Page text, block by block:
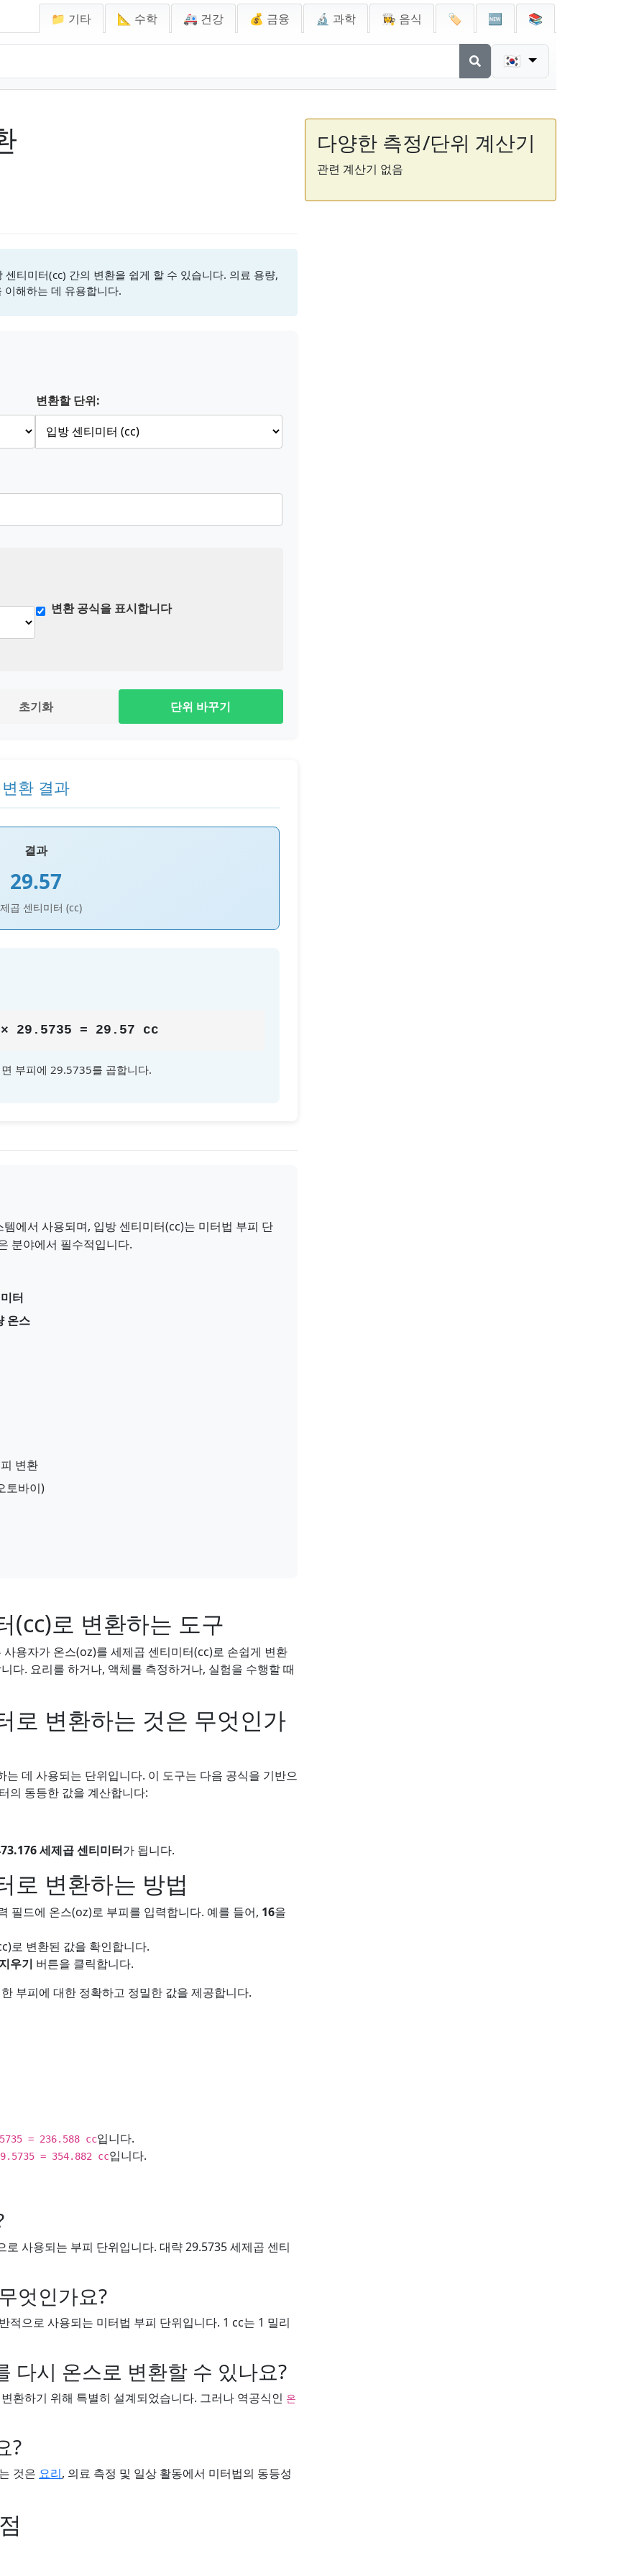
📁 기타 📐 수학 🚑 건강 💰 금융 🔬 과학 👩‍🍳 음식 🏷️ 🆕 📚
🇰🇷
티미터(cc) 간의 변환을 쉽게 할 수 있습니다. 의료 용량,
해하는 데 유용합니다.
변환할 단위:
변환 공식을 표시합니다
초기화 단위 바꾸기
변환 결과
결과
29.57
곱 센티미터 (cc)
29.5735 = 29.57 cc
부피에 29.5735를 곱합니다.
에서 사용되며, 입방 센티미터(cc)는 미터법 부피 단
분야에서 필수적입니다.
터
온스
변환
토바이)
(cc)로 변환하는 도구
용자가 온스(oz)를 세제곱 센티미터(cc)로 손쉽게 변환
다. 요리를 하거나, 액체를 측정하거나, 실험을 수행할 때
로 변환하는 것은 무엇인가
데 사용되는 단위입니다. 이 도구는 다음 공식을 기반으
의 동등한 값을 계산합니다:
세제곱 센티미터가 됩니다.
로 변환하는 방법
필드에 온스(oz)로 부피를 입력합니다. 예를 들어, 16을
로 변환된 값을 확인합니다.
우기 버튼을 클릭합니다.
부피에 대한 정확하고 정밀한 값을 제공합니다.
= 236.588 cc입니다.
= 354.882 cc입니다.
사용되는 부피 단위입니다. 대략 29.5735 세제곱 센티
엇인가요?
적으로 사용되는 미터법 부피 단위입니다. 1 cc는 1 밀리
다시 온스로 변환할 수 있나요?
환하기 위해 특별히 설계되었습니다. 그러나 역공식인 온
?
것은 요리, 의료 측정 및 일상 활동에서 미터법의 동등성
다양한 측정/단위 계산기
관련 계산기 없음